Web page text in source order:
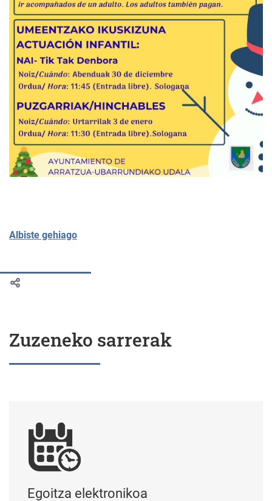
Albiste gehiago
Zuzeneko sarrerak
Egoitza elektronikoa